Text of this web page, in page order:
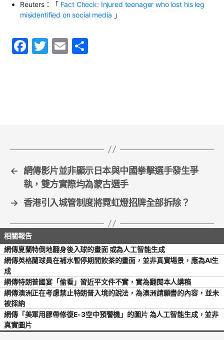
Reuters：「 Fact Check: Injured teenager who lost his leg
misidentified on social media 」
F
T
E
← 網傳影片並非顯示日本與中國拳擊選手發生爭
執，雙方實際均為蒙古選手
→ 香港引入城管制度將霓虹燈招牌全部拆除？
網傳夏蘭特倒地翻身後入球的畫面 或為人工智能生成
網傳英格蘭球員在補水暫停期間飲茶的畫面，並非真實場景，應為AI生
成
網傳特朗普國宴「偷看」習近平文件不實，實為翻閱本人講稿
網傳澳洲正在考慮禁止特朗普入境的說法，為澳洲請願書的內容，並未
被採納
網傳「美軍用膠帶修復E-3空中預警機」的圖片 為人工智能生成，並非
真實圖片